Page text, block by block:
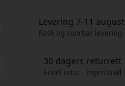
Levering 7-11 august
Rask og sporbar levering
30 dagers returrett
Enkel retur - ingen krøll